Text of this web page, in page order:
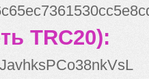
TRC20):